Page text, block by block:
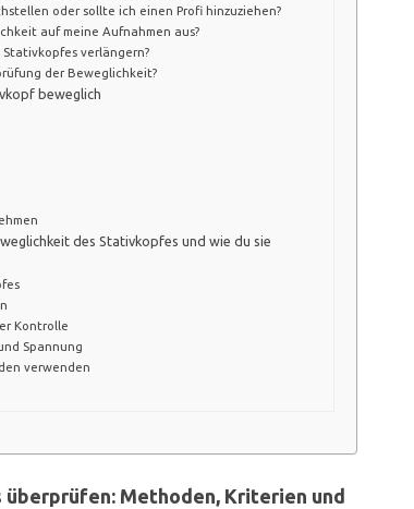
oder sollte ich einen Profi hinzuziehen?
auf meine Aufnahmen aus?
verlängern?
der Beweglichkeit?
beweglich
des Stativkopfes und wie du sie
Kontrolle
Spannung
verwenden
Methoden, Kriterien und